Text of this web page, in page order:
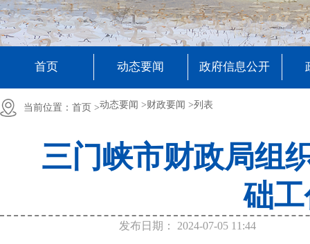
首页 动态要闻 政府信息公开
当前位置： 首页 >动态要闻 >财政要闻 >列表
三门峡市财政局组
础
发布日期： 2024-07-05 11:44